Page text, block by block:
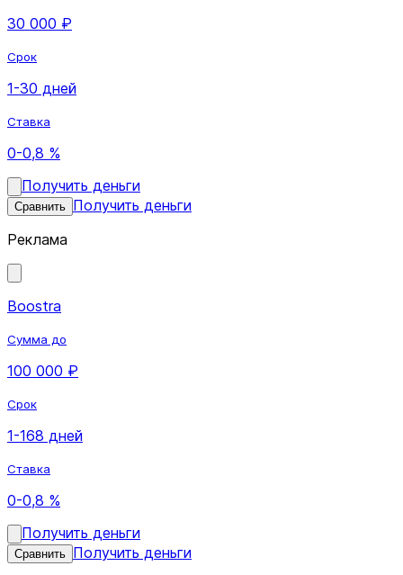
30 000 ₽
Срок
1-30 дней
Ставка
0-0,8 %
Получить деньги
Сравнить Получить деньги
Реклама
Boostra
Сумма до
100 000 ₽
Срок
1-168 дней
Ставка
0-0,8 %
Получить деньги
Сравнить Получить деньги